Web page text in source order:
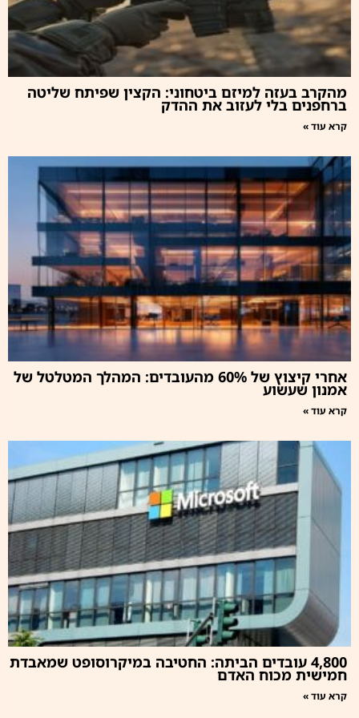
מהקרב בעזה למיזם ביטחוני: הקצין שפיתח שליטה
ברחפנים בלי לעזוב את ההדק
קרא עוד »
אחרי קיצוץ של 60% מהעובדים: המהלך המטלטל של
אמנון שעשוע
קרא עוד »
4,800 עובדים הביתה: החטיבה במיקרוסופט שמאבדת
חמישית מכוח האדם
קרא עוד »